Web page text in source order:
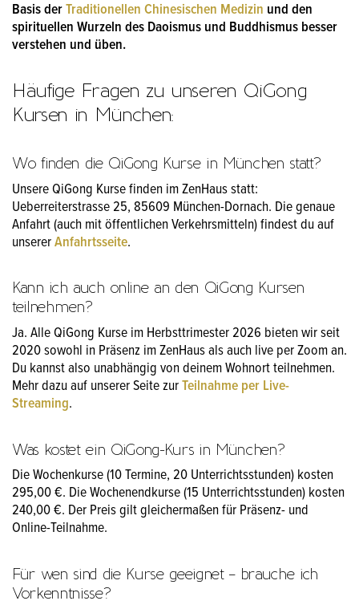
Basis derTraditionellen Chinesischen Medizin und den
spirituellen Wurzeln des Daoismus und Buddhismus besser
verstehen und üben.
Häufige Fragen zu unseren QiGong
Kursen in München:
Wo finden die QiGong Kurse in München statt?
Unsere QiGong Kurse finden im ZenHaus statt:
Ueberreiterstrasse 25, 85609 München-Dornach. Die genaue
Anfahrt (auch mit öffentlichen Verkehrsmitteln) findest du auf
unsererAnfahrtsseite.
Kann ich auch online an den QiGong Kursen
teilnehmen?
Ja. Alle QiGong Kurse im Herbsttrimester 2026 bieten wir seit
2020 sowohl in Präsenz im ZenHaus als auch live per Zoom an.
Du kannst also unabhängig von deinem Wohnort teilnehmen.
Mehr dazu auf unserer Seite zurTeilnahme per Live-
Streaming.
Was kostet ein QiGong-Kurs in München?
Die Wochenkurse (10 Termine, 20 Unterrichtsstunden) kosten
295,00 €. Die Wochenendkurse (15 Unterrichtsstunden) kosten
240,00 €. Der Preis gilt gleichermaßen für Präsenz- und
Online-Teilnahme.
Für wen sind die Kurse geeignet – brauche ich
Vorkenntnisse?